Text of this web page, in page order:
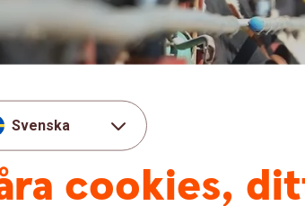
Svenska
cookies,